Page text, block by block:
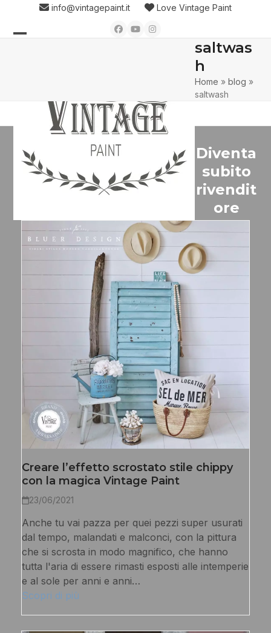
content
info@vintagepaint.it Love Vintage Paint
Facebook
YouTubeInstagram
saltwas
h
Home »blog »
saltwash
Creare l’effetto scrostato stile chippy
con la magica Vintage Paint
23/06/2021
Anche tu vai pazza per quei pezzi super usurati
dal tempo, malandati e malconci, con la pittura
che si scrosta in modo magnifico, che hanno
tutta l'aria di essere rimasti esposti alle intemperie
e al sole per anni e anni…
Scopri di più
Diventa
subito
rivendit
ore